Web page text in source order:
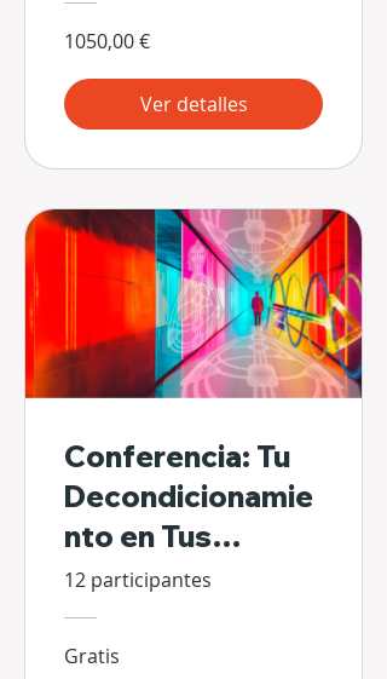
1050,00 €
Ver detalles
Conferencia: Tu
Decondicionamie
nto en Tus
Propias Manos
12 participantes
Gratis